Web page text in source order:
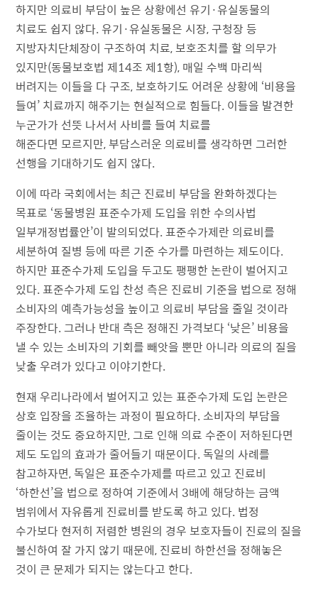
하지만 의료비 부담이 높은 상황에선 유기·유실동물의
치료도 쉽지 않다. 유기·유실동물은 시장, 구청장 등
지방자치단체장이 구조하여 치료, 보호조치를 할 의무가
있지만(동물보호법 제14조 제1항), 매일 수백 마리씩
버려지는 이들을 다 구조, 보호하기도 어려운 상황에 ‘비용을
들여’ 치료까지 해주기는 현실적으로 힘들다. 이들을 발견한
누군가가 선뜻 나서서 사비를 들여 치료를
해준다면 모르지만, 부담스러운 의료비를 생각하면 그러한
선행을 기대하기도 쉽지 않다.
이에 따라 국회에서는 최근 진료비 부담을 완화하겠다는
목표로 ‘동물병원 표준수가제 도입을 위한 수의사법
일부개정법률안’이 발의되었다. 표준수가제란 의료비를
세분하여 질병 등에 따른 기준 수가를 마련하는 제도이다.
하지만 표준수가제 도입을 두고도 팽팽한 논란이 벌어지고
있다. 표준수가제 도입 찬성 측은 진료비 기준을 법으로 정해
소비자의 예측가능성을 높이고 의료비 부담을 줄일 것이라
주장한다. 그러나 반대 측은 정해진 가격보다 ‘낮은’ 비용을
낼 수 있는 소비자의 기회를 빼앗을 뿐만 아니라 의료의 질을
낮출 우려가 있다고 이야기한다.
현재 우리나라에서 벌어지고 있는 표준수가제 도입 논란은
상호 입장을 조율하는 과정이 필요하다. 소비자의 부담을
줄이는 것도 중요하지만, 그로 인해 의료 수준이 저하된다면
제도 도입의 효과가 줄어들기 때문이다. 독일의 사례를
참고하자면, 독일은 표준수가제를 따르고 있고 진료비
‘하한선’을 법으로 정하여 기준에서 3배에 해당하는 금액
범위에서 자유롭게 진료비를 받도록 하고 있다. 법정
수가보다 현저히 저렴한 병원의 경우 보호자들이 진료의 질을
불신하여 잘 가지 않기 때문에, 진료비 하한선을 정해놓은
것이 큰 문제가 되지는 않는다고 한다.